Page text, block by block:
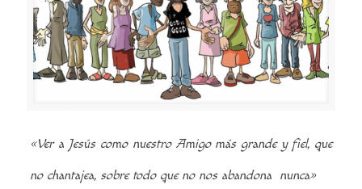
«Ver a Jesús como nuestro Amigo más grande y fiel, que
no chantajea, sobre todo que no nos abandona nunca»